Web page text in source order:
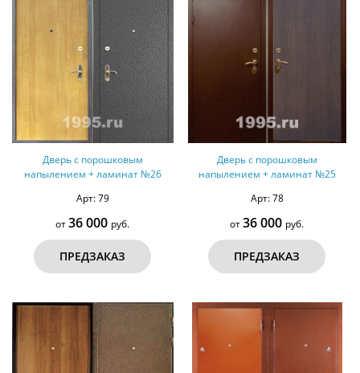
Дверь с порошковым
напылением + ламинат №26
Арт: 79
от36 000 руб.
ПРЕДЗАКАЗ
Дверь с порошковым
напылением + ламинат №25
Арт: 78
от36 000 руб.
ПРЕДЗАКАЗ